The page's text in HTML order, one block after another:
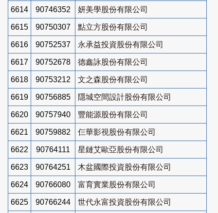
6614 90746352 妍美學股份有限公司
6615 90750307 點立方股份有限公司
6616 90752537 永承益投資股份有限公司
6617 90752678 德鑫詠股份有限公司
6618 90753212 文之森股份有限公司
6619 90756885 隱城空間設計股份有限公司
6620 90757940 豐能源股份有限公司
6621 90759882 仨華影視股份有限公司
6622 90764111 星鏈艾歐亞股份有限公司
6623 90764251 木盆國際投資股份有限公司
6624 90766080 富育實業股份有限公司
6625 90766244 世代永富投資股份有限公司